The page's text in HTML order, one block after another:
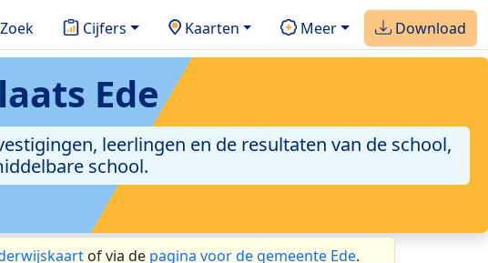
Zoek Cijfers Kaarten Meer Download
Ede
leerlingen en de resultaten van de school,
school.
of via de pagina voor de gemeente Ede.